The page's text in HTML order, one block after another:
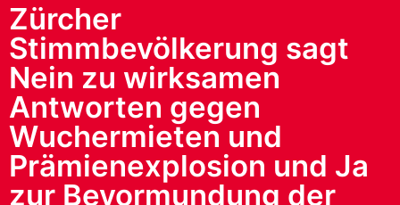
Zürcher
Stimmbevölkerung sagt
Nein zu wirksamen
Antworten gegen
Wuchermieten und
Prämienexplosion und Ja
zur Bevormundung der